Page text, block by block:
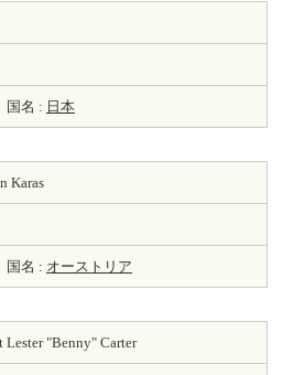
国名 : 日本
Karas
国名 : オーストリア
Lester "Benny" Carter